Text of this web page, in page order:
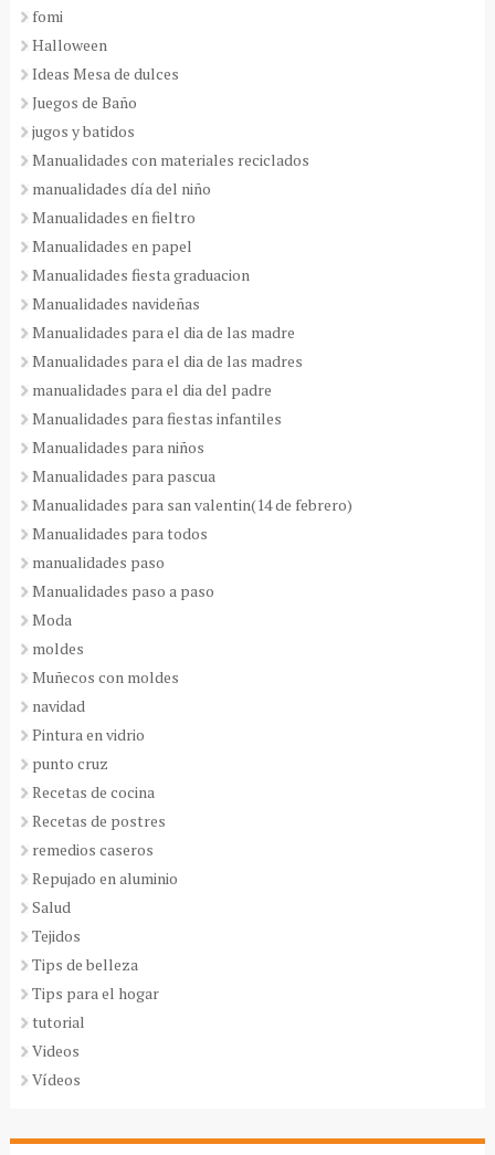
fomi
Halloween
Ideas Mesa de dulces
Juegos de Baño
jugos y batidos
Manualidades con materiales reciclados
manualidades día del niño
Manualidades en fieltro
Manualidades en papel
Manualidades fiesta graduacion
Manualidades navideñas
Manualidades para el dia de las madre
Manualidades para el dia de las madres
manualidades para el dia del padre
Manualidades para fiestas infantiles
Manualidades para niños
Manualidades para pascua
Manualidades para san valentin(14 de febrero)
Manualidades para todos
manualidades paso
Manualidades paso a paso
Moda
moldes
Muñecos con moldes
navidad
Pintura en vidrio
punto cruz
Recetas de cocina
Recetas de postres
remedios caseros
Repujado en aluminio
Salud
Tejidos
Tips de belleza
Tips para el hogar
tutorial
Videos
Vídeos